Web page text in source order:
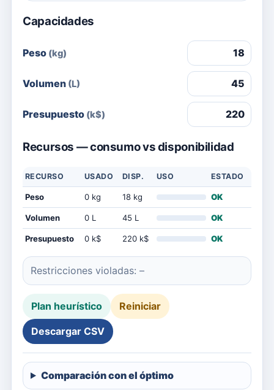
Capacidades
Peso (kg)
Volumen (L)
Presupuesto (k$)
Recursos — consumo vs disponibilidad
RECURSO USADO DISP. USO ESTADO
Peso 0 kg 18 kg OK
Volumen 0 L 45 L OK
Presupuesto 0 k$ 220 k$ OK
Restricciones violadas: –
Plan heurístico Reiniciar
Descargar CSV
Comparación con el óptimo